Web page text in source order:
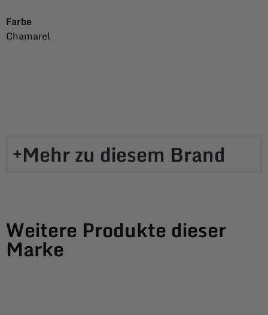
Farbe
Chamarel
Mehr zu diesem Brand​
Weitere Produkte dieser
Marke